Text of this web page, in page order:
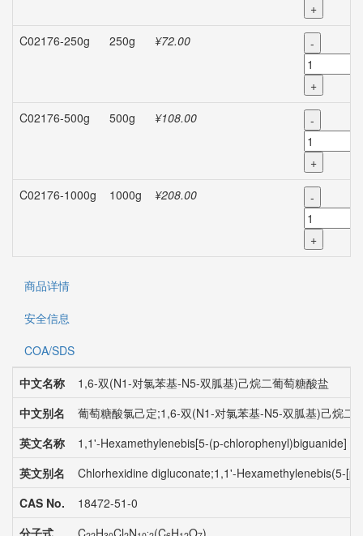
+
C02176-250g
250g ¥72.00 -
+
C02176-500g
500g ¥108.00 -
+
C02176-1000g
1000g ¥208.00 -
+
商品详情
安全信息
COA/SDS
中文名称
1,6-双(N1-对氯苯基-N5-双胍基)己烷二葡萄糖酸盐
中文别名
葡萄糖酸氯己定;1,6-双(N1-对氯苯基-N5-双胍基)己烷
英文名称
1,1'-Hexamethylenebis[5-(p-chlorophenyl)biguanide]
英文别名
Chlorhexidine digluconate;1,1'-Hexamethylenebis(5-
CAS No.
18472-51-0
分子式
C H Cl N . (C H O )